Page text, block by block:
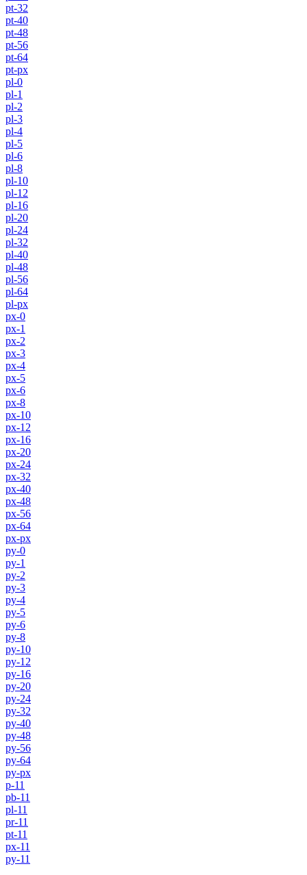
pt-32
pt-40
pt-48
pt-56
pt-64
pt-px
pl-0
pl-1
pl-2
pl-3
pl-4
pl-5
pl-6
pl-8
pl-10
pl-12
pl-16
pl-20
pl-24
pl-32
pl-40
pl-48
pl-56
pl-64
pl-px
px-0
px-1
px-2
px-3
px-4
px-5
px-6
px-8
px-10
px-12
px-16
px-20
px-24
px-32
px-40
px-48
px-56
px-64
px-px
py-0
py-1
py-2
py-3
py-4
py-5
py-6
py-8
py-10
py-12
py-16
py-20
py-24
py-32
py-40
py-48
py-56
py-64
py-px
p-11
pb-11
pl-11
pr-11
pt-11
px-11
py-11